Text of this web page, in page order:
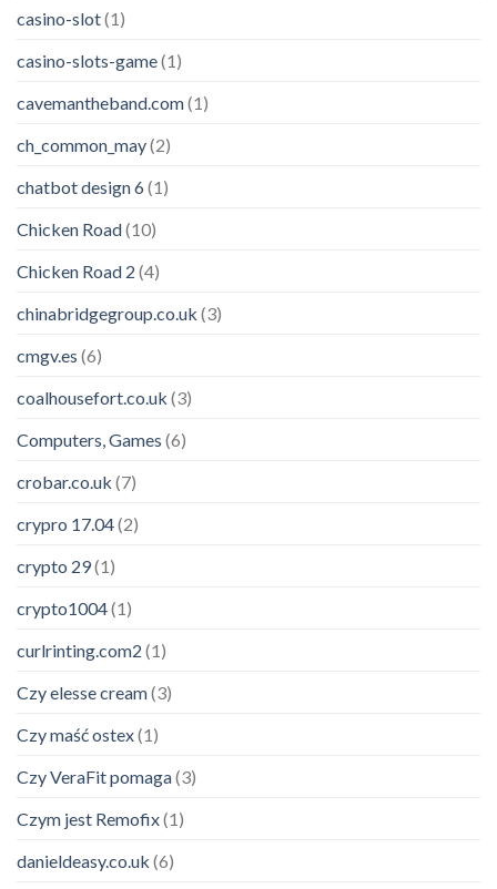
casino-slot(1)
casino-slots-game(1)
cavemantheband.com(1)
ch_common_may(2)
chatbot design 6(1)
Chicken Road(10)
Chicken Road 2 (4)
chinabridgegroup.co.uk (3)
cmgv.es (6)
coalhousefort.co.uk (3)
Computers, Games (6)
crobar.co.uk (7)
crypro 17.04(2)
crypto 29(1)
crypto1004(1)
curlrinting.com2 (1)
Czy elesse cream(3)
Czy maść ostex(1)
Czy VeraFit pomaga(3)
Czym jest Remofix(1)
danieldeasy.co.uk (6)